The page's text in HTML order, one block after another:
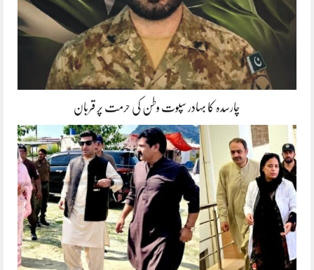
چارسدہ کا بہادر سپوت وطن کی حرمت پر قربان